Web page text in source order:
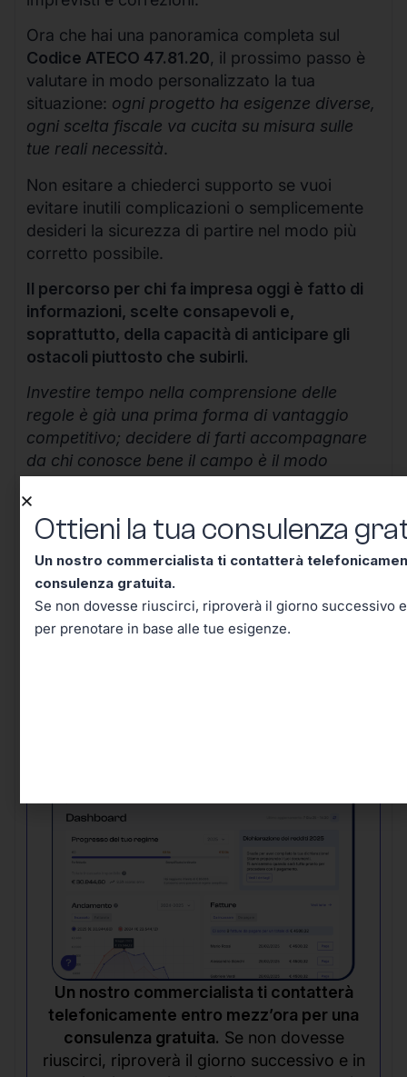
Ora che hai una panoramica completa sul
Codice ATECO 47.81.20, il prossimo passo è
valutare in modo personalizzato la tua
situazione: ogni progetto ha esigenze diverse,
ogni scelta fiscale va cucita su misura sulle
tue reali necessità.
Non esitare a chiederci supporto se vuoi
evitare inutili complicazioni o semplicemente
desideri la sicurezza di partire nel modo più
corretto possibile.
Il percorso per chi fa impresa oggi è fatto di
informazioni, scelte consapevoli e,
soprattutto, della capacità di anticipare gli
ostacoli piuttosto che subirli.
Investire tempo nella comprensione delle
regole è già una prima forma di vantaggio
competitivo; decidere di farti accompagnare
da chi conosce bene il campo è il modo
solido, efficiente e senza inutili sorprese.
Continua a informarti, resta aggiornato e
ricorda che ogni scelta ben ponderata oggi ti
mette al riparo domani.
Un nostro commercialista ti contatterà
telefonicamente entro mezz’ora per una
consulenza gratuita. Se non dovesse
riuscirci, riproverà il giorno successivo e in
Ottieni la tua consulenza
Un nostro commercialista ti contatterà
consulenza gratuita.
Se non dovesse riuscirci, riproverà il giorno successivo
per prenotare in base alle tue esigenze.